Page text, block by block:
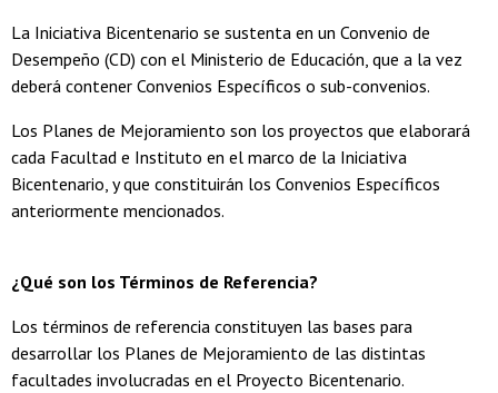
La Iniciativa Bicentenario se sustenta en un Convenio de
Desempeño (CD) con el Ministerio de Educación, que a la vez
deberá contener Convenios Específicos o sub-convenios.
Los Planes de Mejoramiento son los proyectos que elaborará
cada Facultad e Instituto en el marco de la Iniciativa
Bicentenario, y que constituirán los Convenios Específicos
anteriormente mencionados.
¿Qué son los Términos de Referencia?
Los términos de referencia constituyen las bases para
desarrollar los Planes de Mejoramiento de las distintas
facultades involucradas en el Proyecto Bicentenario.